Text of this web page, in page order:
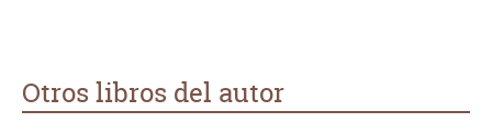
Otros libros del autor